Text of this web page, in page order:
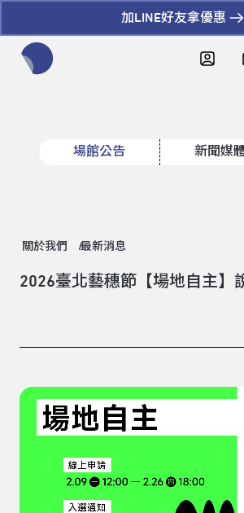
加LINE好友拿優惠
場館公告 新聞媒
關於我們 最新消息
2026臺北藝穗節【場地自主】